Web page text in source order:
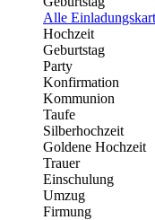
Alle
Hochzeit
Geburtstag
Party
Konfirmation
Kommunion
Taufe
Silberhochzeit
Goldene Hochzeit
Trauer
Einschulung
Umzug
Firmung